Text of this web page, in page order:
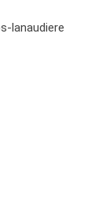
lanaudiere